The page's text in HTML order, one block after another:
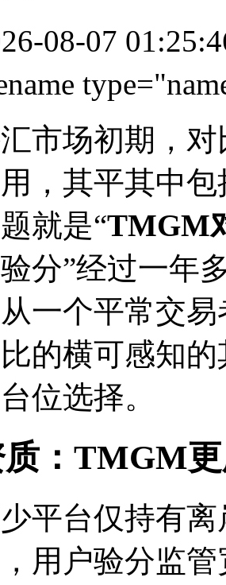
08-07
市场初期，
，其平其中
就是“TMGM
分”经过一年
一个平常交
的横可感知
位选择。
质：TMGM
平台仅持有
用户验分监